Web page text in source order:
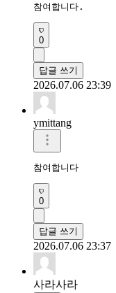
참여합니다.
0
답글 쓰기
2026.07.06 23:39
ymittang
참여합니다
0
답글 쓰기
2026.07.06 23:37
사라사라